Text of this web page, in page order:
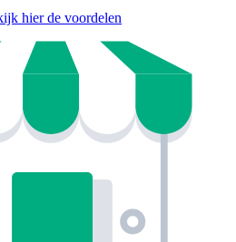
hier de voordelen